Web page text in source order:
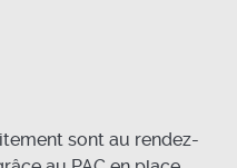
sont au rendez-